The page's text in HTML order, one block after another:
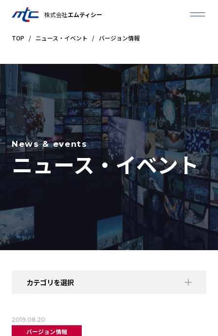
株式会社エムティシー
TOP / ニュース・イベント / バージョン情報
News & events
ニュース・イベント
カテゴリを選択
2019.08.20
バージョン情報